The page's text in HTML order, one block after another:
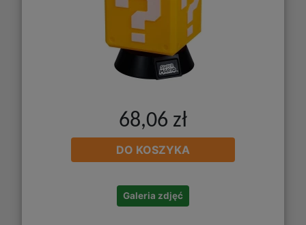
68,06 zł
DO KOSZYKA
Galeria zdjęć